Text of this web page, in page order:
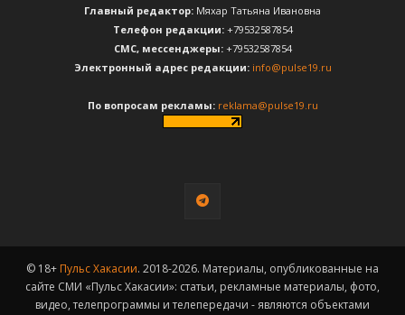
Главный редактор: Мяхар Татьяна Ивановна
Телефон редакции:+79532587854
CМС, мессенджеры:+79532587854
Электронный адрес редакции: info@pulse19.ru
По вопросам рекламы: reklama@pulse19.ru
© 18+ Пульс Хакасии. 2018-2026. Материалы, опубликованные на
сайте СМИ «Пульс Хакасии»: статьи, рекламные материалы, фото,
видео, телепрограммы и телепередачи - являются объектами